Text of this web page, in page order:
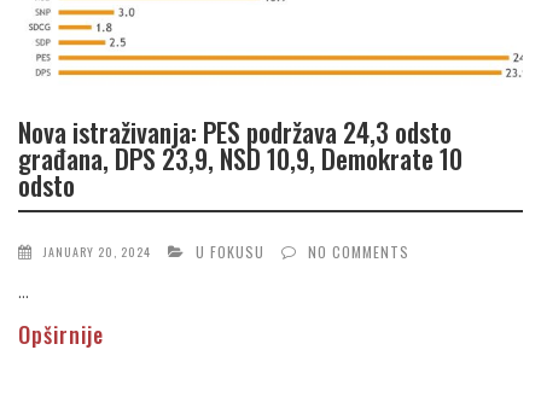
Nova istraživanja: PES podržava 24,3 odsto
građana, DPS 23,9, NSD 10,9, Demokrate 10
odsto
JANUARY 20, 2024 U FOKUSU NO COMMENTS
...
Opširnije